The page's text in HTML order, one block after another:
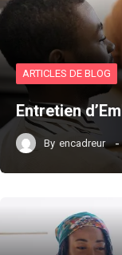
ARTICLES DE BLOG
Entretien
By encadreur